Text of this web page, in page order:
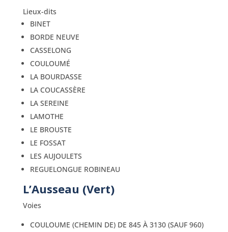
Lieux-dits
BINET
BORDE NEUVE
CASSELONG
COULOUMÉ
LA BOURDASSE
LA COUCASSÈRE
LA SEREINE
LAMOTHE
LE BROUSTE
LE FOSSAT
LES AUJOULETS
REGUELONGUE ROBINEAU
L’Ausseau (Vert)
Voies
COULOUME (CHEMIN DE) DE 845 À 3130 (SAUF 960)